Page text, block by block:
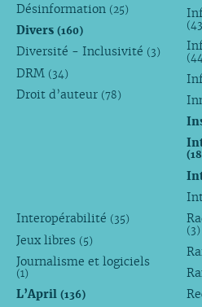
Désinformation (25)
Divers (160)
Diversité - Inclusivité (3)
DRM (34)
Droit d’auteur (78)
Interopérabilité (35)
Jeux libres (5)
Journalisme et logiciels
(1)
L’April (136)
(3)